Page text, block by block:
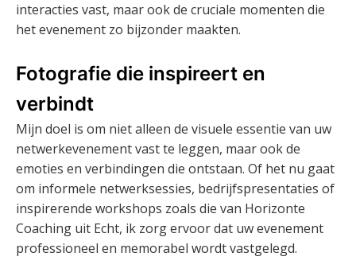
interacties vast, maar ook de cruciale momenten die
het evenement zo bijzonder maakten.
Fotografie die inspireert en
verbindt
Mijn doel is om niet alleen de visuele essentie van uw
netwerkevenement vast te leggen, maar ook de
emoties en verbindingen die ontstaan. Of het nu gaat
om informele netwerksessies, bedrijfspresentaties of
inspirerende workshops zoals die van Horizonte
Coaching uit Echt, ik zorg ervoor dat uw evenement
professioneel en memorabel wordt vastgelegd.